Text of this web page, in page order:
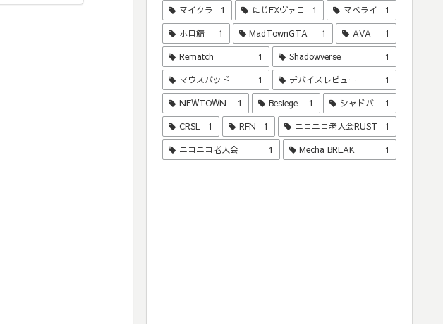
マイクラ 1 にじEXヴァロ 1 マベライ 1
ホロ鯖 1 MadTownGTA 1 AVA 1
Rematch 1 Shadowverse 1
マウスパッド 1 デバイスレビュー 1
NEWTOWN 1 Besiege 1 シャドバ 1
CRSL 1 RFN 1 ニコニコ老人会RUST 1
ニコニコ老人会 1 Mecha BREAK 1